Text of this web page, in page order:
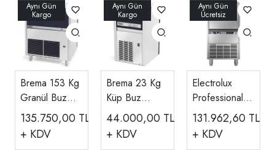
Brema 153 Kg
Granül Buz
Makinesi TB
1404
135.750,00 TL
+ KDV
Brema 23 Kg
Küp Buz
Makinesi CB
184
44.000,00 TL
+ KDV
Electrolux
Professional
Granül XS Buz
Makinesi,
Kapasite 74
131.962,60 TL
+ KDV